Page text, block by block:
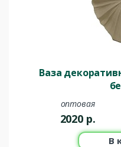
Ваза
оптовая
2020 р.
В